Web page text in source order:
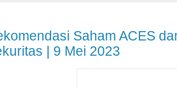
Saham ACES
| 9 Mei 2023